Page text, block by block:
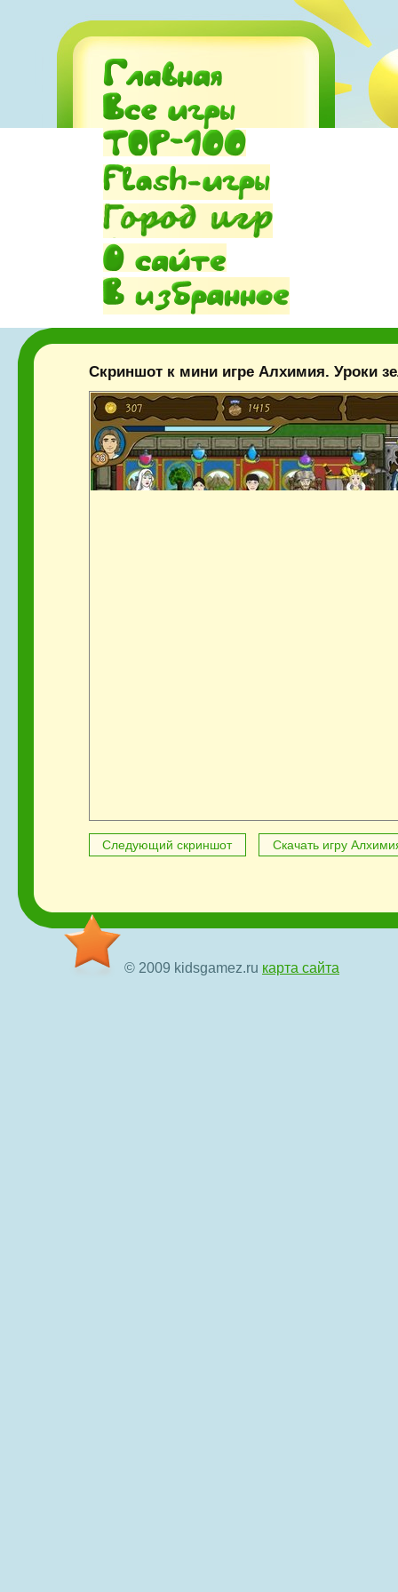
Скриншот к мини игре Алхимия. Уроки
Следующий скриншот Скачать игру
© 2009 kidsgamez.ru карта сайта